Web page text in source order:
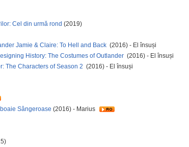
Cel din urmă rond (2019)
Jamie & Claire: To Hell and Back (2016) - El însuși
History: The Costumes of Outlander (2016) - El însuși
The Characters of Season 2 (2016) - El însuși
Sângeroase (2016) - Marius